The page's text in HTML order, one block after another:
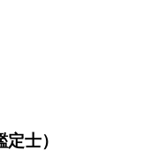
士）